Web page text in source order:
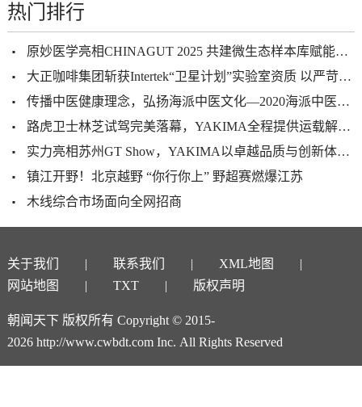
热门排行
原妙医学亮相CHINAGUT 2025 共建微生态样本库赋能健康产业升级
大正咖啡集团斩获Intertek“卫星计划”实验室资质 以严苛品控赋能全球化发展
传播中医健康理念，弘扬海派中医文化—2020海派中医砥砺前行
路虎卫士林芝试驾完美落幕，YAKIMA全程提供运载解决方案及技术
实力亮相苏州GT Show，YAKIMA以卓越品质与创新体验打造户外生活新范式
镇江开野！北京越野 “你行你上” 野超赛燃爆江苏
木线综合市场面向全网招商
关于我们 联系我们
XML地图
网站地图
TXT 版权声明
朝闻天下 版权所有 Copyright © 2015-
2026 http://www.cwbdt.com Inc. All Rights Reserved